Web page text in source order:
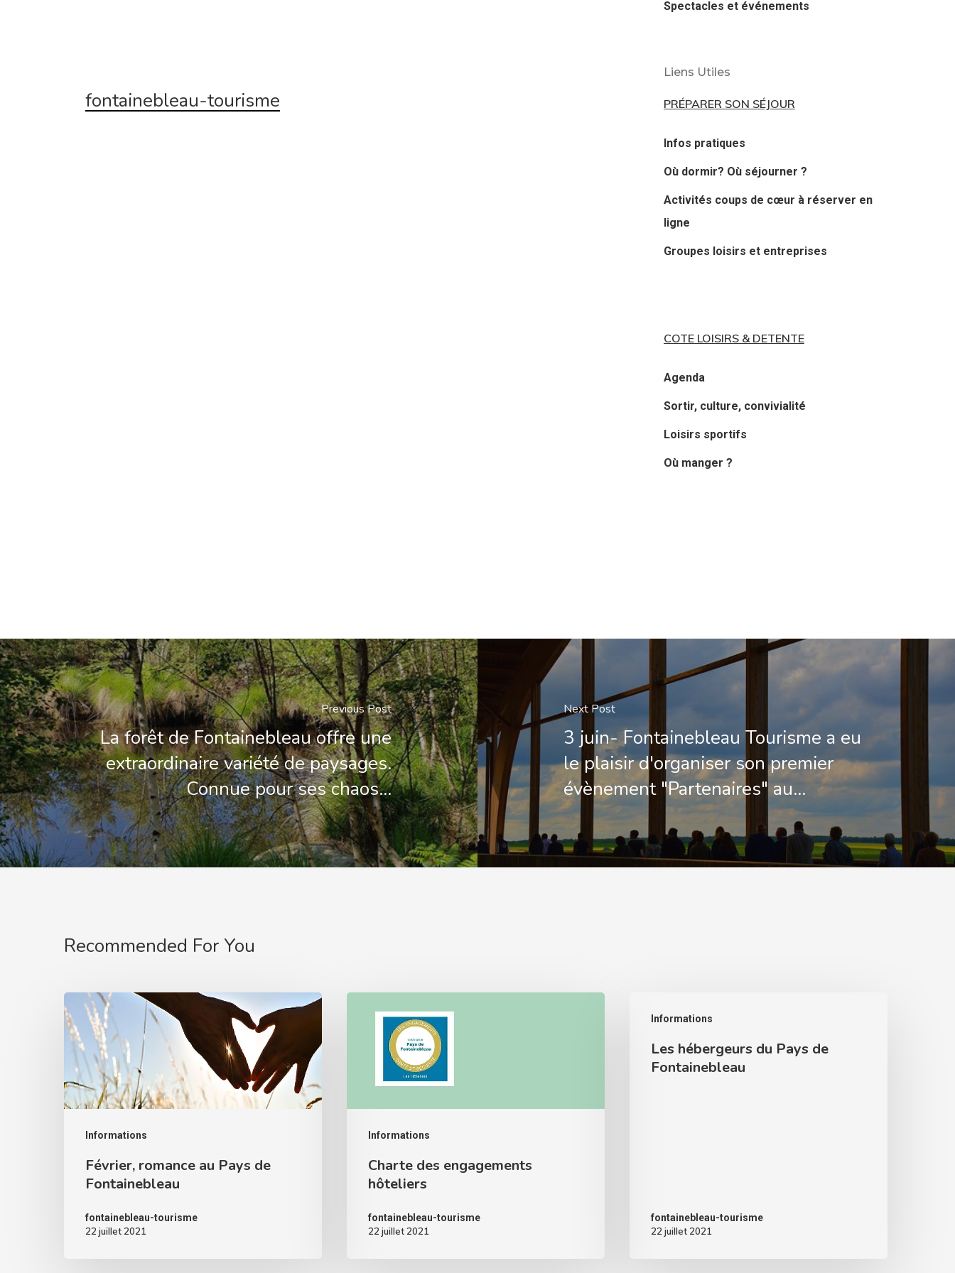
fontainebleau-tourisme
Spectacles et événements
Liens Utiles
PRÉPARER SON SÉJOUR
Infos pratiques
Où dormir? Où séjourner ?
Activités coups de cœur à réserver en
ligne
Groupes loisirs et entreprises
COTE LOISIRS & DETENTE
Agenda
Sortir, culture, convivialité
Loisirs sportifs
Où manger ?
Previous Post
La forêt de Fontainebleau offre une
extraordinaire variété de paysages.
Connue pour ses chaos…
Next Post
3 juin- Fontainebleau Tourisme a eu
le plaisir d'organiser son premier
évènement "Partenaires" au…
Recommended For You
Informations
Février, romance au Pays de
Fontainebleau
fontainebleau-tourisme
22 juillet 2021
Informations
Charte des engagements
hôteliers
fontainebleau-tourisme
22 juillet 2021
Informations
Les hébergeurs du Pays de
Fontainebleau
fontainebleau-tourisme
22 juillet 2021